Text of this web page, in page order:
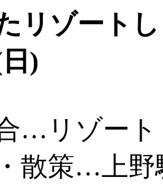
リゾー
)
合…リゾー
散策…上